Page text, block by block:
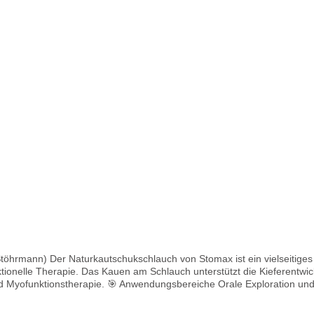
Der Naturkautschukschlauch von Stomax ist ein
Therapie. Das Kauen am Schlauch unterstützt die
und sensorische Reize (Mund & Hände) Training